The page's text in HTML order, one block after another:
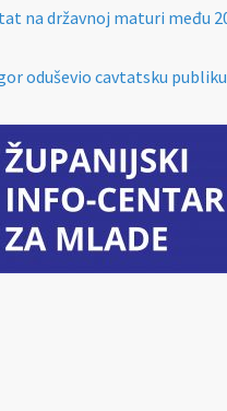
na državnoj maturi među
oduševio cavtatsku publiku